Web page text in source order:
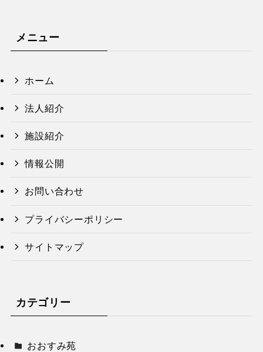
メニュー
ホーム
法人紹介
施設紹介
情報公開
お問い合わせ
プライバシーポリシー
サイトマップ
カテゴリー
おおすみ苑